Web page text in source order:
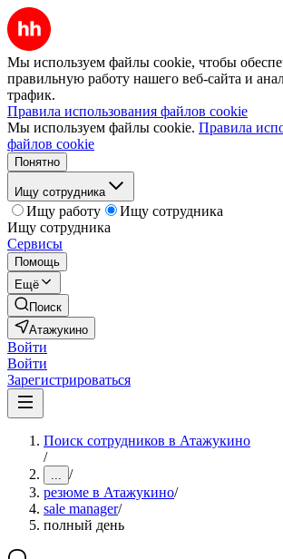
Мы используем файлы cookie, чтобы
правильную работу нашего веб-сайта и
трафик.
Правила использования файлов cookie
Мы используем файлы cookie. Правила
файлов cookie
Понятно
Ищу сотрудника
Ищу работу
Ищу сотрудника
Ищу сотрудника
Сервисы
Помощь
Ещё
Поиск
Атажукино
Войти
Войти
Зарегистрироваться
Поиск сотрудников в Атажукино
/
... /
резюме в Атажукино/
sale manager/
полный день